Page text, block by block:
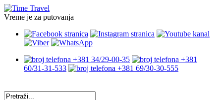
Vreme je za putovanja
+381 34/29-00-35
+381
60/31-31-533
+381 69/30-30-555